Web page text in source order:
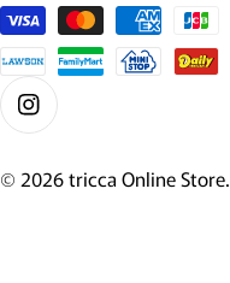
支払い方法
Instagram
© 2026tricca Online Store.